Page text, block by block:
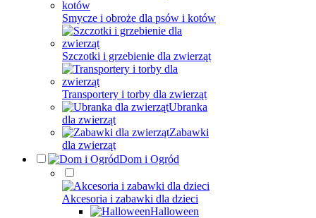
Smycze i obroże dla psów i kotów
Szczotki i grzebienie dla zwierząt
Transportery i torby dla zwierząt
Ubranka
dla zwierząt
Zabawki
dla zwierząt
Dom i Ogród
Akcesoria i zabawki dla dzieci
Halloween